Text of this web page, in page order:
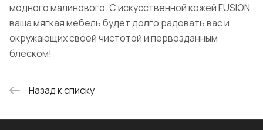
модного малинового. С искусственной кожей FUSION
ваша мягкая мебель будет долго радовать вас и
окружающих своей чистотой и первозданным
блеском!
Назад к списку